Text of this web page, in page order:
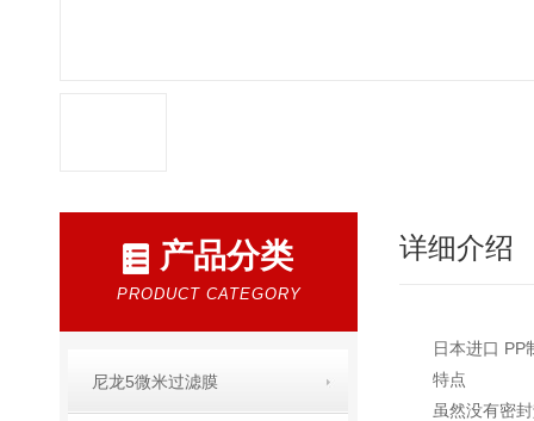
产品分类
PRODUCT CATEGORY
尼龙5微米过滤膜
详细介绍
日本进口 PP
特点
虽然没有密